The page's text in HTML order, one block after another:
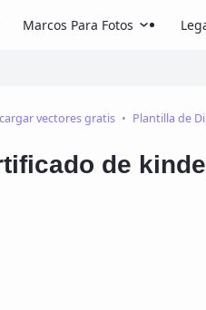
Marcos Para Fotos
vectores gratis Plantilla de
de